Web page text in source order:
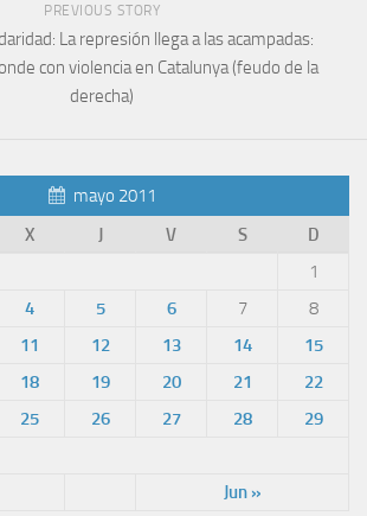
PREVIOUS STORY
La represión llega a las acampadas:
con violencia en Catalunya (feudo de la
derecha)
mayo 2011
X J V S D
Jun »
1
4 5 6 7
8
11 12 13 14
15
18 19 20 21
22
25 26 27 28
29